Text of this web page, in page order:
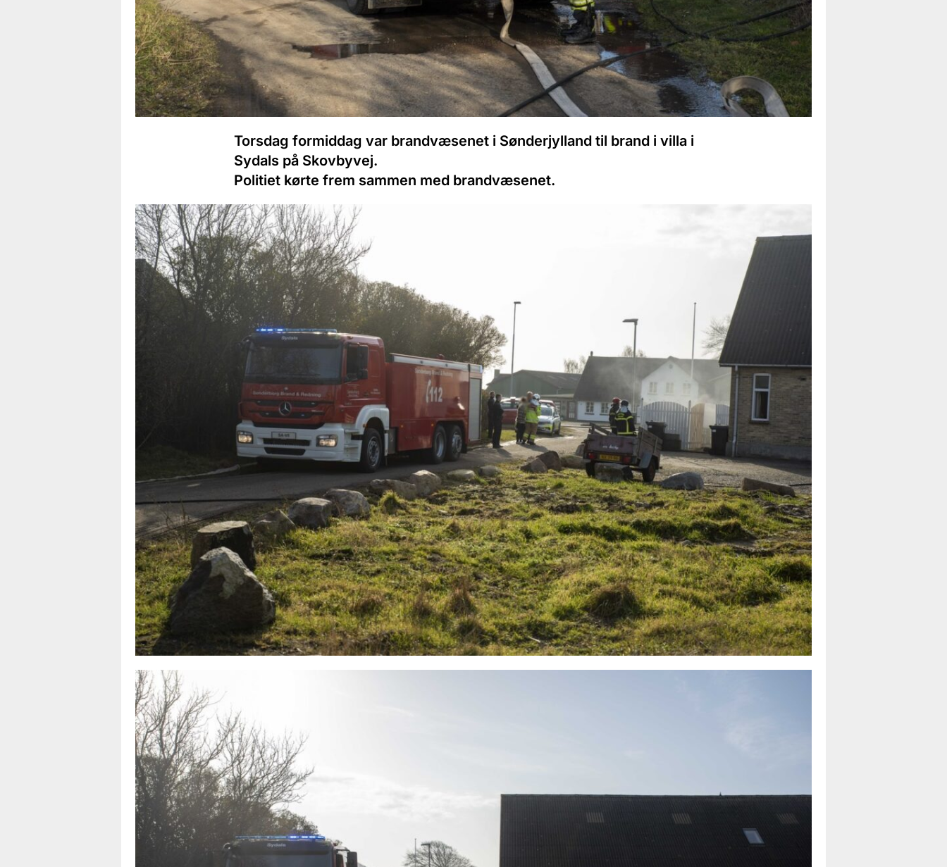
Torsdag formiddag var brandvæsenet i Sønderjylland til brand i villa i
Sydals på Skovbyvej.
Politiet kørte frem sammen med brandvæsenet.